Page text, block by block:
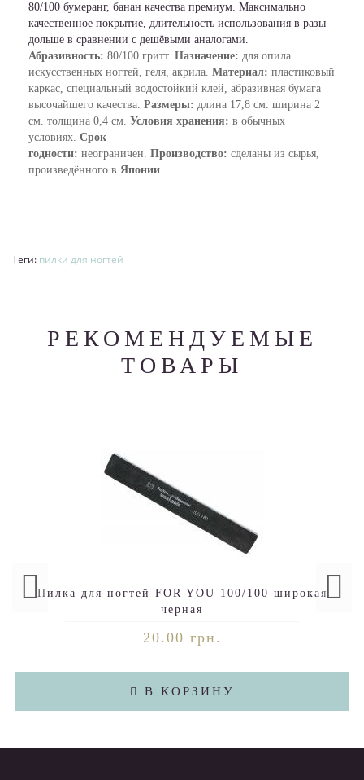
80/100 бумеранг, банан качества премиум. Максимально
качественное покрытие, длительность использования в разы
дольше в сравнении с дешёвыми аналогами.
Абразивность: 80/100 гритт. Назначение: для опила
искусственных ногтей, геля, акрила. Материал: пластиковый
каркас, специальный водостойкий клей, абразивная бумага
высочайшего качества. Размеры: длина 17,8 см. ширина 2
см. толщина 0,4 см. Условия хранения: в обычных
условиях. Срок
годности: неограничен. Производство: сделаны из сырья,
произведённого в Японии.
Теги: пилки для ногтей
РЕКОМЕНДУЕМЫЕ
ТОВАРЫ
Пилка для ногтей FOR YOU 100/100 широкая
черная
20.00 грн.
В КОРЗИНУ